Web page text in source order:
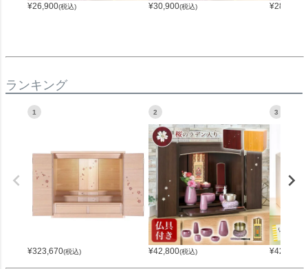
¥26,900(税込) ¥30,900(税込) ¥28,400
ランキング
1
¥323,670(税込)
2
¥42,800(税込)
3
¥42,800